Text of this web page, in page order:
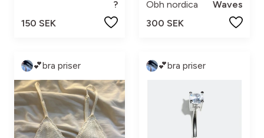
?
150 SEK
Obh nordica
Waves
300 SEK
💕bra priser 💕bra priser